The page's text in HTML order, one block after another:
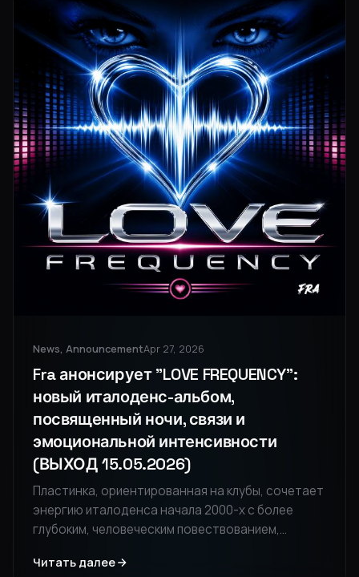
News, AnnouncementApr 27, 2026
Fra анонсирует "LOVE FREQUENCY":
новый италоденс-альбом,
посвященный ночи, связи и
эмоциональной интенсивности
(ВЫХОД 15.05.2026)
Пластинка, ориентированная на клубы, сочетает
энергию италоденса начала 2000-х с более
глубоким, человеческим повествованием,
ночных связей.
Читать далее